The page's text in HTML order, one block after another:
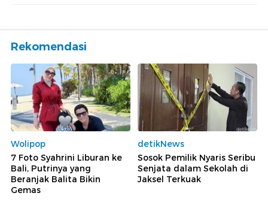
Rekomendasi
Wolipop
7 Foto Syahrini Liburan ke
Bali, Putrinya yang
Beranjak Balita Bikin
Gemas
detikNews
Sosok Pemilik Nyaris Seribu
Senjata dalam Sekolah di
Jaksel Terkuak